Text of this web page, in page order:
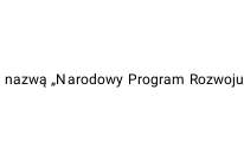
„Narodowy Program Rozwoju